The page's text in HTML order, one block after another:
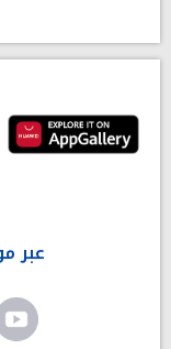
عبر